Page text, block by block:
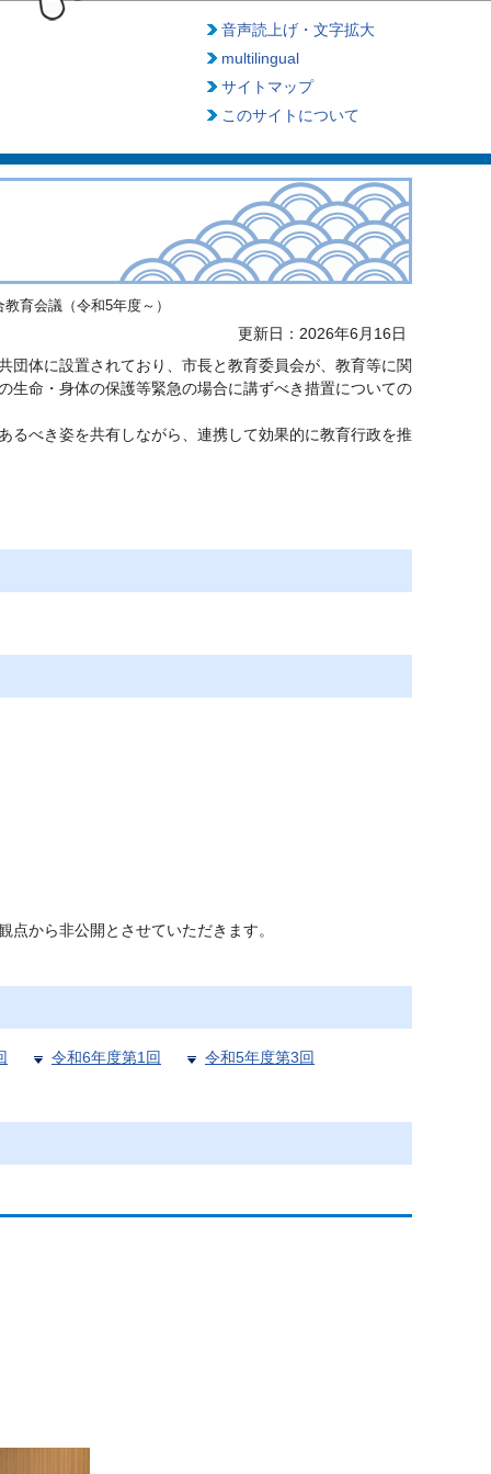
音声読上げ・文字拡大
multilingual
サイトマップ
このサイトについて
育会議（令和5年度～）
更新日：2026年6月16日
団体に設置されており、市長と教育委員会が、教育等に関
生命・身体の保護等緊急の場合に講ずべき措置についての
るべき姿を共有しながら、連携して効果的に教育行政を推
から非公開とさせていただきます。
令和6年度第1回 令和5年度第3回